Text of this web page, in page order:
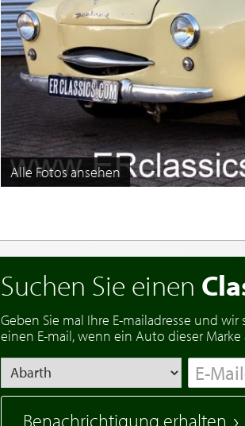
Alle Fotos ansehen
Suchen Sie einen
Geben Sie mal Ihre E-mailadresse und
einen E-mail, wenn ein Auto dieser Marke
Benachrichtigung erhalten